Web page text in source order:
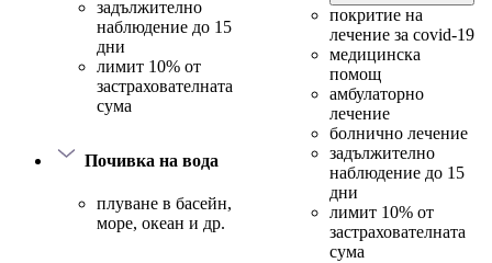
задължително
наблюдение до 15
дни
лимит 10% от
застрахователната
сума
Почивка на вода
плуване в басейн,
море, океан и др.
покритие на
лечение за covid-19
медицинска
помощ
амбулаторно
лечение
болнично лечение
задължително
наблюдение до 15
дни
лимит 10% от
застрахователната
сума